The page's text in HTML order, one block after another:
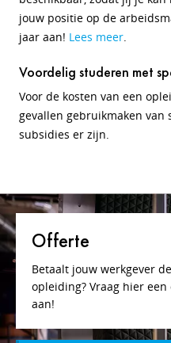
jouw positie op de
jaar aan! Lees meer.
Voordelig studeren met
Voor de kosten van een
gevallen gebruikmaken van
subsidies er zijn.
Offerte
Betaalt jouw werkgever de
opleiding? Vraag hier
aan!